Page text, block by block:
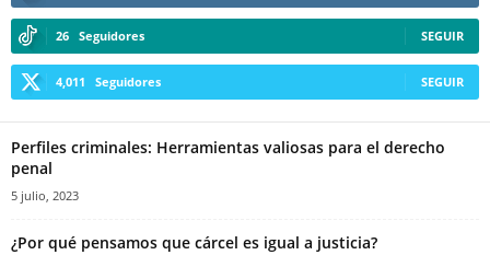
26 Seguidores SEGUIR
4,011 Seguidores SEGUIR
Perfiles criminales: Herramientas valiosas para el derecho
penal
5 julio, 2023
¿Por qué pensamos que cárcel es igual a justicia?